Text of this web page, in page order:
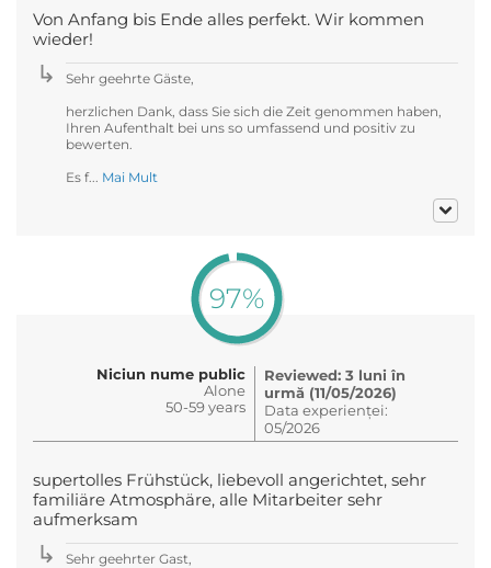
Von Anfang bis Ende alles perfekt. Wir kommen
wieder!
Sehr geehrte Gäste,
herzlichen Dank, dass Sie sich die Zeit genommen haben,
Ihren Aufenthalt bei uns so umfassend und positiv zu
bewerten.
Es f... Mai Mult
97%
Niciun nume public
Alone
50-59 years
Reviewed: 3 luni în
urmă (11/05/2026)
Data experienței:
05/2026
supertolles Frühstück, liebevoll angerichtet, sehr
familiäre Atmosphäre, alle Mitarbeiter sehr
aufmerksam
Sehr geehrter Gast,